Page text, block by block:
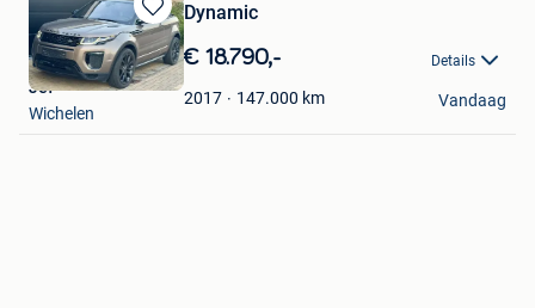
Bewaren
in
Mijn
Favorieten
Dynamic
€ 18.790,- Details
2017 147.000 km
Jef
Wichelen
Vandaag